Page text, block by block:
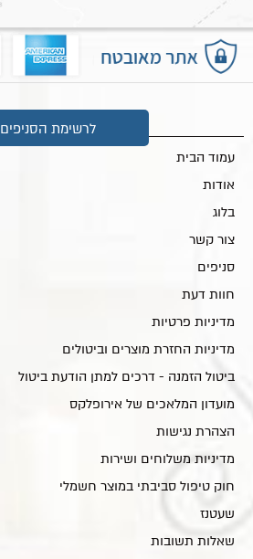
לרשימת הסניפים
מפת אתר
עמוד הבית
אודות
בלוג
צור קשר
סניפים
חוות דעת
מדיניות פרטיות
מדיניות החזרת מוצרים וביטולים
ביטול הזמנה - דרכים למתן הודעת ביטול
מועדון המלאכים של אירופלקס
הצהרת נגישות
מדיניות משלוחים ושירות
חוק טיפול סביבתי במוצר חשמלי
שעטנז
שאלות תשובות